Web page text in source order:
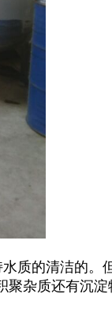
质的清洁的。
杂质还有沉淀